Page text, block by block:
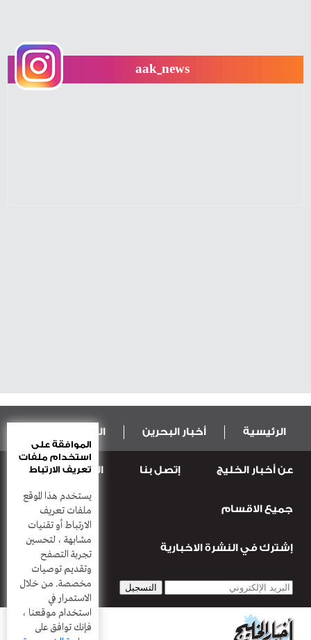
aak_news
الرئيسية أخبار البحرين المال و الاقتصاد
عربية ودولية الرياضة
قضـايــا وحـــوادث أعمدة
عن أخبار الخليج إتصل بنا المطبعة
جميع الاقسام
إشترك في النشرة الاخبارية
الموافقة على
استخدام ملفات
تعريف الارتباط
يستخدم هذا الموقع
ملفات تعريف
الارتباط أو تقنيات
مشابهة ، لتحسين
تجربة التصفح
وتقديم توصيات
مخصصة. من خلال
الاستمرار في
استخدام موقعنا ،
فإنك توافق على